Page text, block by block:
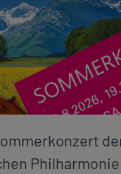
Philharmonie